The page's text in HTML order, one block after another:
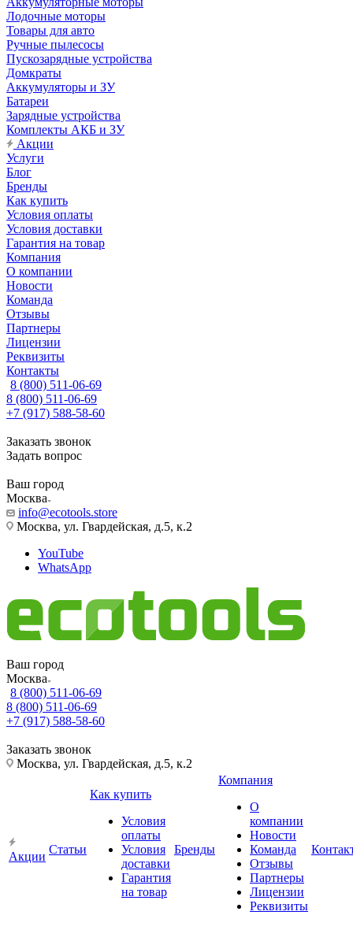
Лодочные моторы
Товары для авто
Ручные пылесосы
Пускозарядные устройства
Домкраты
Аккумуляторы и ЗУ
Батареи
Зарядные устройства
Комплекты АКБ и ЗУ
Акции
Услуги
Блог
Бренды
Как купить
Условия оплаты
Условия доставки
Гарантия на товар
Компания
О компании
Новости
Команда
Отзывы
Партнеры
Лицензии
Реквизиты
Контакты
8 (800) 511-06-69
8 (800) 511-06-69
+7 (917) 588-58-60
Заказать звонок
Задать вопрос
Ваш город
Москва
info@ecotools.store
Москва, ул. Гвардейская, д.5, к.2
YouTube
WhatsApp
Ваш город
Москва
8 (800) 511-06-69
8 (800) 511-06-69
+7 (917) 588-58-60
Заказать звонок
Москва, ул. Гвардейская, д.5, к.2
Акции
Статьи
Как купить
Условия
оплаты
Условия
доставки
Гарантия
на товар
Бренды
Компания
О
компании
Новости
Команда
Отзывы
Партнеры
Лицензии
Реквизиты